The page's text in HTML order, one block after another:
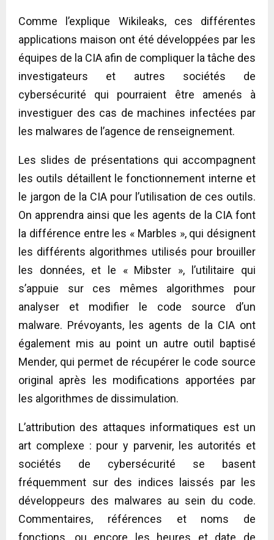
Comme l’explique Wikileaks, ces différentes
applications maison ont été développées par les
équipes de la CIA afin de compliquer la tâche des
investigateurs et autres sociétés de
cybersécurité qui pourraient être amenés à
investiguer des cas de machines infectées par
les malwares de l’agence de renseignement.
Les slides de présentations qui accompagnent
les outils détaillent le fonctionnement interne et
le jargon de la CIA pour l’utilisation de ces outils.
On apprendra ainsi que les agents de la CIA font
la différence entre les « Marbles », qui désignent
les différents algorithmes utilisés pour brouiller
les données, et le « Mibster », l’utilitaire qui
s’appuie sur ces mêmes algorithmes pour
analyser et modifier le code source d’un
malware. Prévoyants, les agents de la CIA ont
également mis au point un autre outil baptisé
Mender, qui permet de récupérer le code source
original après les modifications apportées par
les algorithmes de dissimulation.
L’attribution des attaques informatiques est un
art complexe : pour y parvenir, les autorités et
sociétés de cybersécurité se basent
fréquemment sur des indices laissés par les
développeurs des malwares au sein du code.
Commentaires, références et noms de